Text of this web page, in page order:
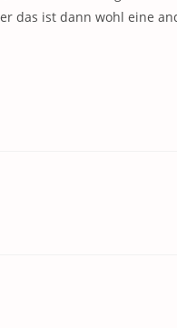
das ist dann wohl eine